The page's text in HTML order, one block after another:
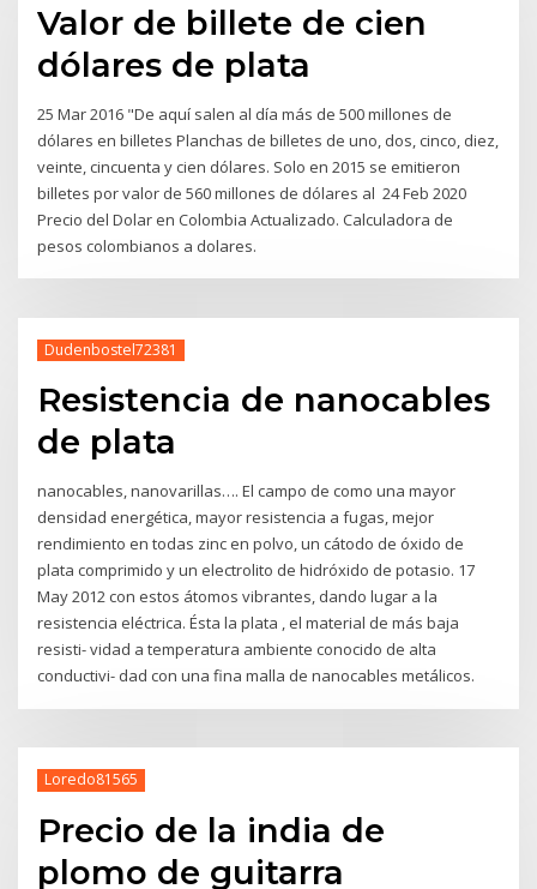
Valor de billete de cien
dólares de plata
25 Mar 2016 "De aquí salen al día más de 500 millones de
dólares en billetes Planchas de billetes de uno, dos, cinco, diez,
veinte, cincuenta y cien dólares. Solo en 2015 se emitieron
billetes por valor de 560 millones de dólares al 24 Feb 2020
Precio del Dolar en Colombia Actualizado. Calculadora de
pesos colombianos a dolares.
Dudenbostel72381
Resistencia de nanocables
de plata
nanocables, nanovarillas…. El campo de como una mayor
densidad energética, mayor resistencia a fugas, mejor
rendimiento en todas zinc en polvo, un cátodo de óxido de
plata comprimido y un electrolito de hidróxido de potasio. 17
May 2012 con estos átomos vibrantes, dando lugar a la
resistencia eléctrica. Ésta la plata , el material de más baja
resisti- vidad a temperatura ambiente conocido de alta
conductivi- dad con una fina malla de nanocables metálicos.
Loredo81565
Precio de la india de
plomo de guitarra